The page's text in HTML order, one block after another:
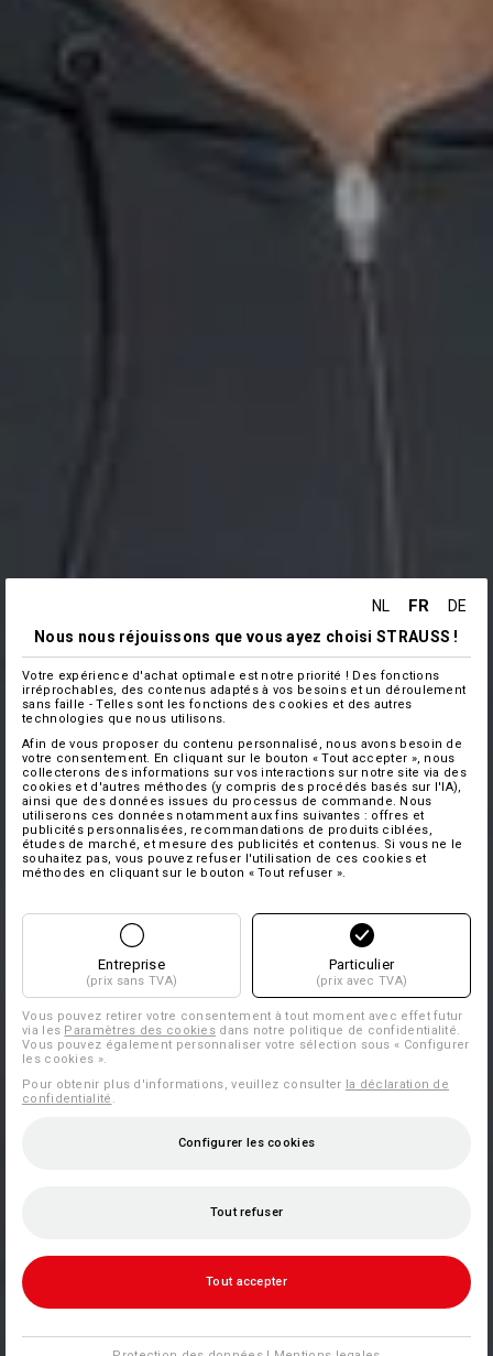
NL FR
DE
Nous nous réjouissons que vous ayez choisi STRAUSS !
Votre expérience d'achat optimale est notre priorité ! Des fonctions
irréprochables, des contenus adaptés à vos besoins et un déroulement
sans faille - Telles sont les fonctions des cookies et des autres
technologies que nous utilisons.
Afin de vous proposer du contenu personnalisé, nous avons besoin de
votre consentement. En cliquant sur le bouton « Tout accepter », nous
collecterons des informations sur vos interactions sur notre site via des
cookies et d'autres méthodes (y compris des procédés basés sur l'IA),
ainsi que des données issues du processus de commande. Nous
utiliserons ces données notamment aux fins suivantes : offres et
publicités personnalisées, recommandations de produits ciblées,
études de marché, et mesure des publicités et contenus. Si vous ne le
souhaitez pas, vous pouvez refuser l'utilisation de ces cookies et
méthodes en cliquant sur le bouton « Tout refuser ».
Entreprise
(prix sans TVA)
Particulier
(prix avec TVA)
Vous pouvez retirer votre consentement à tout moment avec effet futur
via les Paramètres des cookies dans notre politique de confidentialité.
Vous pouvez également personnaliser votre sélection sous « Configurer
les cookies ».
Pour obtenir plus d'informations, veuillez consulter la déclaration de
confidentialité
Configurer les cookies
Tout refuser
Tout accepter